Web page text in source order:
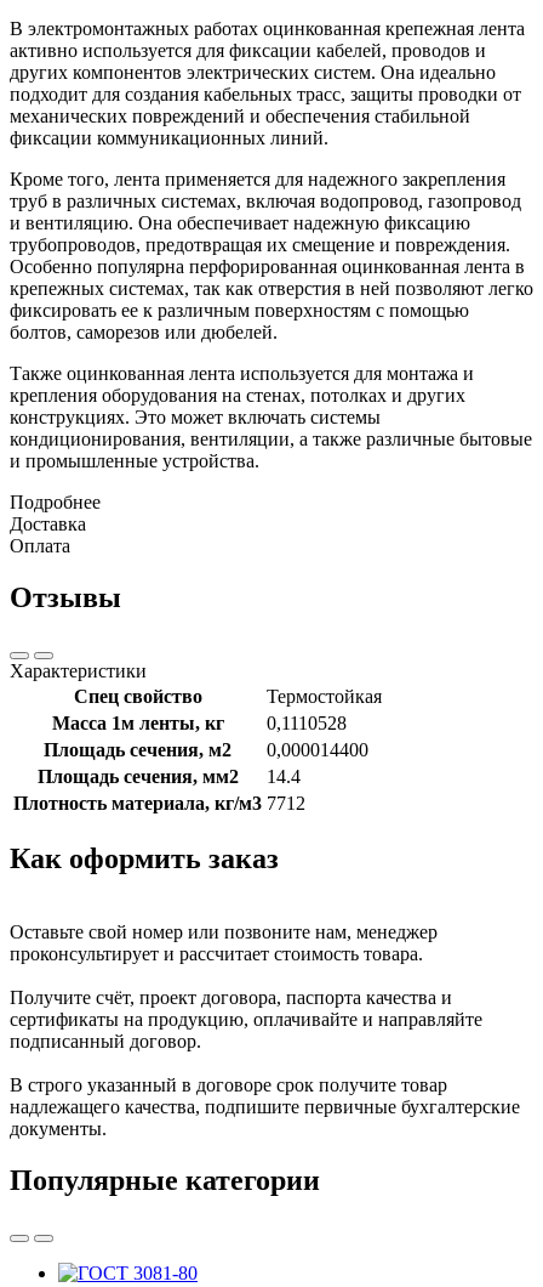
В электромонтажных работах оцинкованная крепежная лента
активно используется для фиксации кабелей, проводов и
других компонентов электрических систем. Она идеально
подходит для создания кабельных трасс, защиты проводки от
механических повреждений и обеспечения стабильной
фиксации коммуникационных линий.
Кроме того, лента применяется для надежного закрепления
труб в различных системах, включая водопровод, газопровод
и вентиляцию. Она обеспечивает надежную фиксацию
трубопроводов, предотвращая их смещение и повреждения.
Особенно популярна перфорированная оцинкованная лента в
крепежных системах, так как отверстия в ней позволяют легко
фиксировать ее к различным поверхностям с помощью
болтов, саморезов или дюбелей.
Также оцинкованная лента используется для монтажа и
крепления оборудования на стенах, потолках и других
конструкциях. Это может включать системы
кондиционирования, вентиляции, а также различные бытовые
и промышленные устройства.
Подробнее
Доставка
Оплата
Отзывы
Характеристики
Спец свойство
Термостойкая
Масса 1м ленты, кг
0,1110528
Площадь сечения, м2
0,000014400
Площадь сечения, мм2
14.4
Плотность материала, кг/м3 7712
Как оформить заказ
Оставьте свой номер или позвоните нам, менеджер
проконсультирует и рассчитает стоимость товара.
Получите счёт, проект договора, паспорта качества и
сертификаты на продукцию, оплачивайте и направляйте
подписанный договор.
В строго указанный в договоре срок получите товар
надлежащего качества, подпишите первичные бухгалтерские
документы.
Популярные категории